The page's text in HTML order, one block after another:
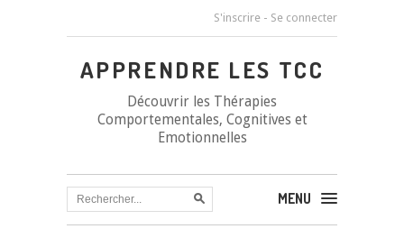
S'inscrire - Se connecter
APPRENDRE LES TCC
Découvrir les Thérapies
Comportementales, Cognitives et
Emotionnelles
MENU